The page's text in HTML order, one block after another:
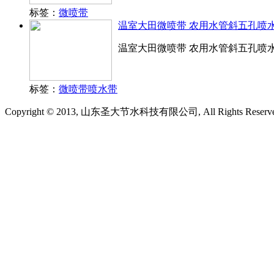
标签： 微喷带
温室大田微喷带 农用水管斜五孔喷
温室大田微喷带 农用水管斜五孔喷
标签： 微喷带喷水带
Copyright © 2013, 山东圣大节水科技有限公司, All Rights